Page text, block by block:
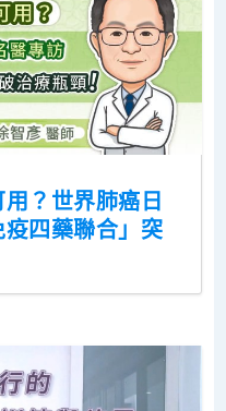
？世界肺癌日
四藥聯合」突